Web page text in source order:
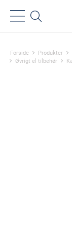
Forside Produkter
Øvrigt el tilbehør